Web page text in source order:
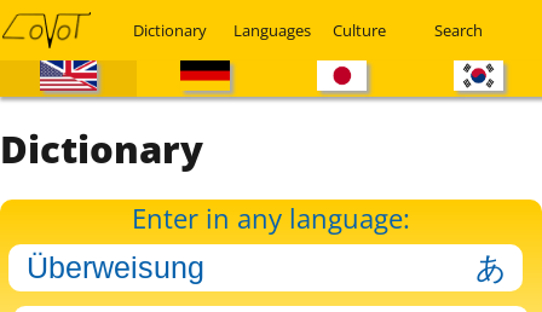
Dictionary Languages Culture Search
Dictionary
Enter in any language: